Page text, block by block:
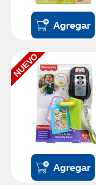
Agregar
NUEVO
Agregar